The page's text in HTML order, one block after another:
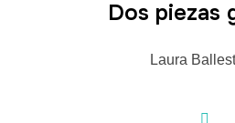
Dos piezas
Laura